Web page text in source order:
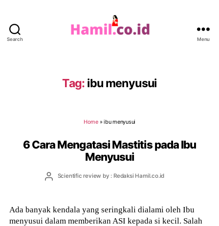
Search Menu
Tag: ibu menyusui
Home»ibu menyusui
6 Cara Mengatasi Mastitis pada Ibu
Menyusui
PostScientific review by : Redaksi Hamil.co.id
Ada banyak kendala yang seringkali dialami oleh Ibu
menyusui dalam memberikan ASI kepada si kecil. Salah